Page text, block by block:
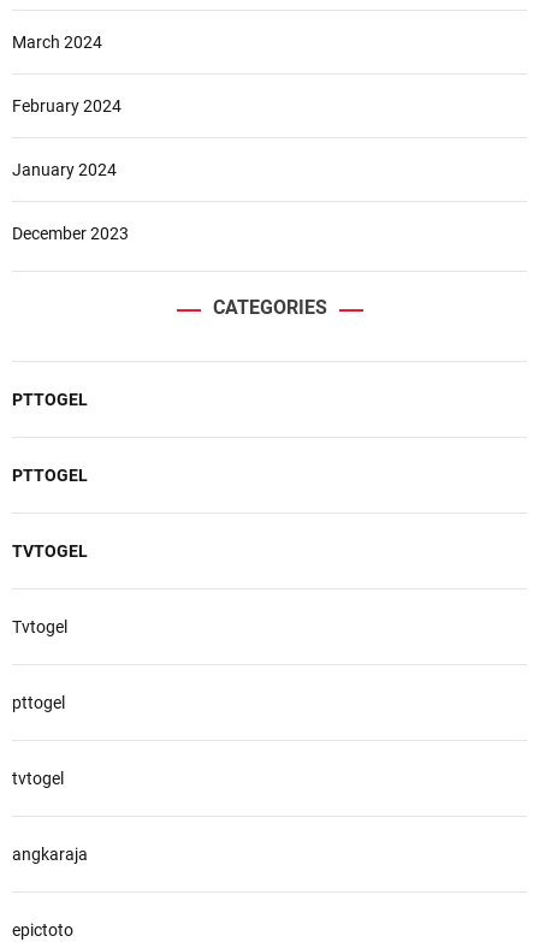
March 2024
February 2024
January 2024
December 2023
CATEGORIES
PTTOGEL
PTTOGEL
TVTOGEL
Tvtogel
pttogel
tvtogel
angkaraja
epictoto